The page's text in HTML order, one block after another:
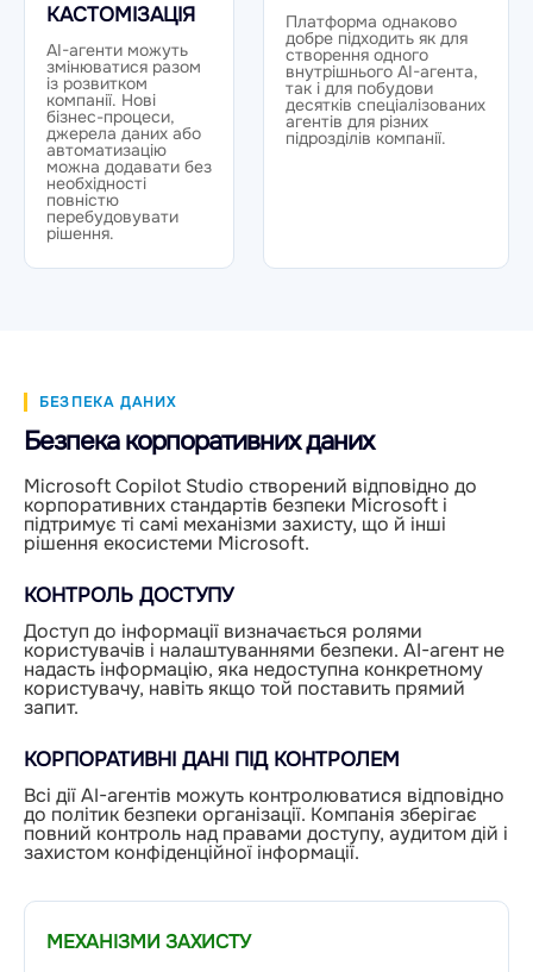
КАСТОМІЗАЦІЯ
AI-агенти можуть
змінюватися разом
із розвитком
компанії. Нові
бізнес-процеси,
джерела даних або
автоматизацію
можна додавати без
необхідності
повністю
перебудовувати
рішення.
Платформа однаково
добре підходить як для
створення одного
внутрішнього AI-агента,
так і для побудови
десятків спеціалізованих
агентів для різних
підрозділів компанії.
БЕЗПЕКА ДАНИХ
Безпека корпоративних даних
Microsoft Copilot Studio створений відповідно до
корпоративних стандартів безпеки Microsoft і
підтримує ті самі механізми захисту, що й інші
рішення екосистеми Microsoft.
КОНТРОЛЬ ДОСТУПУ
Доступ до інформації визначається ролями
користувачів і налаштуваннями безпеки. AI-агент не
надасть інформацію, яка недоступна конкретному
користувачу, навіть якщо той поставить прямий
запит.
КОРПОРАТИВНІ ДАНІ ПІД КОНТРОЛЕМ
Всі дії AI-агентів можуть контролюватися відповідно
до політик безпеки організації. Компанія зберігає
повний контроль над правами доступу, аудитом дій і
захистом конфіденційної інформації.
МЕХАНІЗМИ ЗАХИСТУ